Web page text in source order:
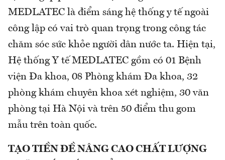
MEDLATEC là điểm sáng hệ thống y tế ngoài
công lập có vai trò quan trọng trong công tác
chăm sóc sức khỏe người dân nước ta. Hiện tại,
Hệ thống Y tế MEDLATEC gồm có 01 Bệnh
viện Đa khoa, 08 Phòng khám Đa khoa, 32
phòng khám chuyên khoa xét nghiệm, 30 văn
phòng tại Hà Nội và trên 50 điểm thu gom
mẫu trên toàn quốc.
TẠO TIỀN ĐỀ NÂNG CAO CHẤT LƯỢNG